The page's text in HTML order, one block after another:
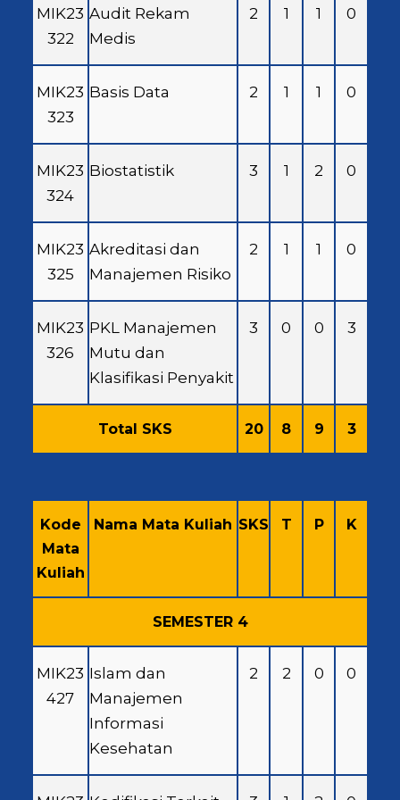
MIK23
322
Audit Rekam
Medis
2 1 1 0
MIK23
323
Basis Data 2 1 1 0
MIK23
324
Biostatistik 3 1 2 0
MIK23
325
Akreditasi dan
Manajemen Risiko
2 1 1 0
MIK23
326
PKL Manajemen
Mutu dan
Klasifikasi Penyakit
3 0 0 3
Total SKS 20 8 9 3
Kode
Mata
Kuliah
Nama Mata Kuliah SKS T P K
SEMESTER 4
MIK23
427
Islam dan
Manajemen
Informasi
Kesehatan
2 2 0 0